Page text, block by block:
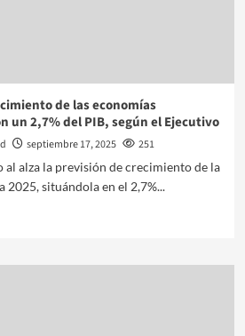
de las economías
un 2,7% del PIB, según el Ejecutivo
septiembre 17, 2025
251
al alza la previsión de crecimiento de la
2025, situándola en el 2,7%...